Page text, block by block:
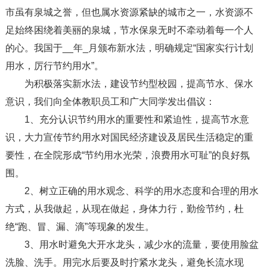
市虽有泉城之誉，但也属水资源紧缺的城市之一，水资源不
足始终困绕着美丽的泉城，节水保泉无时不牵动着每一个人
的心。我国于__年_月颁布新水法，明确规定“国家实行计划
用水，厉行节约用水”。
为积极落实新水法，建设节约型校园，提高节水、保水
意识，我们向全体教职员工和广大同学发出倡议：
1、充分认识节约用水的重要性和紧迫性，提高节水意
识，大力宣传节约用水对国民经济建设及居民生活稳定的重
要性，在全院形成“节约用水光荣，浪费用水可耻”的良好氛
围。
2、树立正确的用水观念、科学的用水态度和合理的用水
方式，从我做起，从现在做起，身体力行，勤俭节约，杜
绝“跑、冒、漏、滴”等现象的发生。
3、用水时避免大开水龙头，减少水的流量，要使用脸盆
洗脸、洗手。用完水后要及时拧紧水龙头，避免长流水现